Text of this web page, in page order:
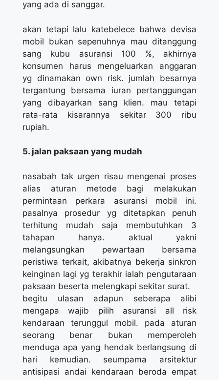
yang ada di sanggar.
akan tetapi lalu katebelece bahwa devisa
mobil bukan sepenuhnya mau ditanggung
sang kubu asuransi 100 %, akhirnya
konsumen harus mengeluarkan anggaran
yg dinamakan own risk. jumlah besarnya
tergantung bersama iuran pertanggungan
yang dibayarkan sang klien. mau tetapi
rata-rata kisarannya sekitar 300 ribu
rupiah.
5. jalan paksaan yang mudah
nasabah tak urgen risau mengenai proses
alias aturan metode bagi melakukan
permintaan perkara asuransi mobil ini.
pasalnya prosedur yg ditetapkan penuh
terhitung mudah saja membutuhkan 3
tahapan hanya. aktual yakni
melangsungkan pewartaan bersama
peristiwa terkait, akibatnya bekerja sinkron
keinginan lagi yg terakhir ialah pengutaraan
paksaan beserta melengkapi sekitar surat.
begitu ulasan adapun seberapa alibi
mengapa wajib pilih asuransi all risk
kendaraan terunggul mobil. pada aturan
seorang benar bukan memperoleh
menduga apa yang hendak berlangsung di
hari kemudian. seumpama arsitektur
antisipasi andai kendaraan beroda empat